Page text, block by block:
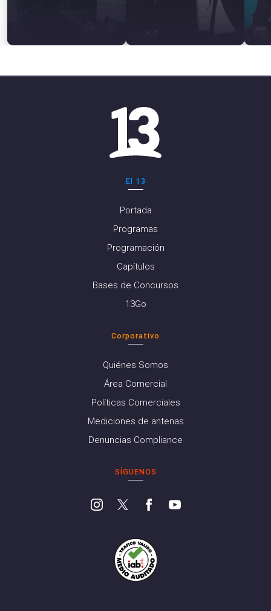
El 13
Portada
Programas
Programación
Capítulos
Bases de Concursos
13Go
Corporativo
Quiénes Somos
Área Comercial
Políticas Comerciales
Mediciones de antenas
Denuncias Compliance
SÍGUENOS